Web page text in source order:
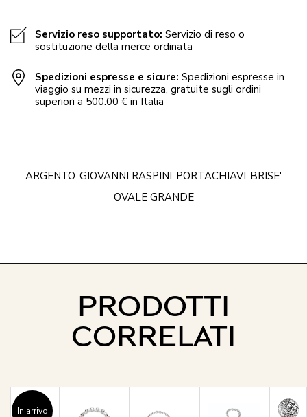
Servizio reso supportato: Servizio di reso o
sostituzione della merce ordinata
Spedizioni espresse e sicure: Spedizioni espresse in
viaggio su mezzi in sicurezza, gratuite sugli ordini
superiori a 500.00 € in Italia
ARGENTO GIOVANNI RASPINI PORTACHIAVI BRISE'
OVALE GRANDE
PRODOTTI
CORRELATI
In arrivo